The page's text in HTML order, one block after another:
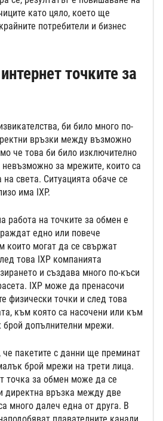
като цяло, което ще
потребители и бизнес
точките за
би било много по-
връзки между възможно
че това би било изключително
за мрежите, които са
света. Ситуацията обаче се
има IXP.
работа на точките за обмен е
едно или повече
които могат да се свържат
това IXP компанията
и създава много по-къси
IXP може да пренасочи
физически точки и след това
към която са насочени или към
допълнителни мрежи.
че пакетите с данни ще преминат
брой мрежи на трети лица.
точка за обмен може да се
директна връзка между две
много далеч една от друга. В
плавателните канали,